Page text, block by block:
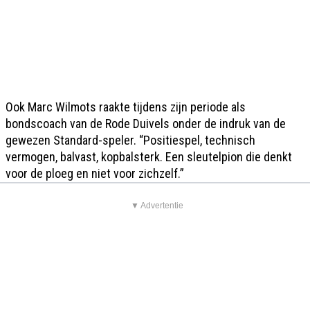
Ook Marc Wilmots raakte tijdens zijn periode als
bondscoach van de Rode Duivels onder de indruk van de
gewezen Standard-speler. “Positiespel, technisch
vermogen, balvast, kopbalsterk. Een sleutelpion die denkt
voor de ploeg en niet voor zichzelf.”
▼ Advertentie